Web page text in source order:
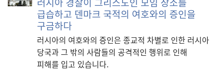
급습하고 덴마크 국적의 여호와의 증인을
구금하다
러시아의 여호와의 증인은 종교적 차별로 인한 러시아
당국과 그 밖의 사람들의 공격적인 행위로 인해
피해를 입고 있습니다.